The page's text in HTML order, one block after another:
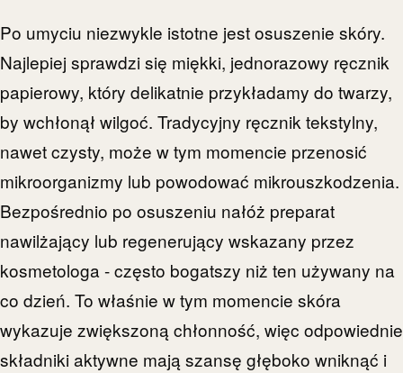
Po umyciu niezwykle istotne jest osuszenie skóry.
Najlepiej sprawdzi się miękki, jednorazowy ręcznik
papierowy, który delikatnie przykładamy do twarzy,
by wchłonął wilgoć. Tradycyjny ręcznik tekstylny,
nawet czysty, może w tym momencie przenosić
mikroorganizmy lub powodować mikrouszkodzenia.
Bezpośrednio po osuszeniu nałóż preparat
nawilżający lub regenerujący wskazany przez
kosmetologa - często bogatszy niż ten używany na
co dzień. To właśnie w tym momencie skóra
wykazuje zwiększoną chłonność, więc odpowiednie
składniki aktywne mają szansę głęboko wniknąć i